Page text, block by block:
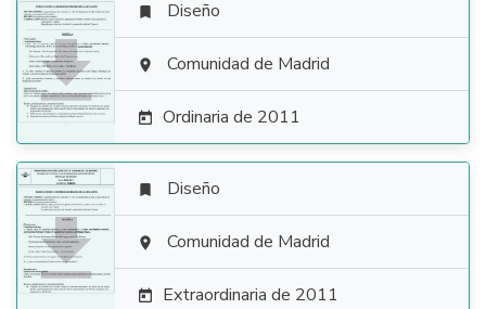

 Diseño
 Comunidad de Madrid
 Ordinaria de 2011

 Diseño
 Comunidad de Madrid
 Extraordinaria de 2011